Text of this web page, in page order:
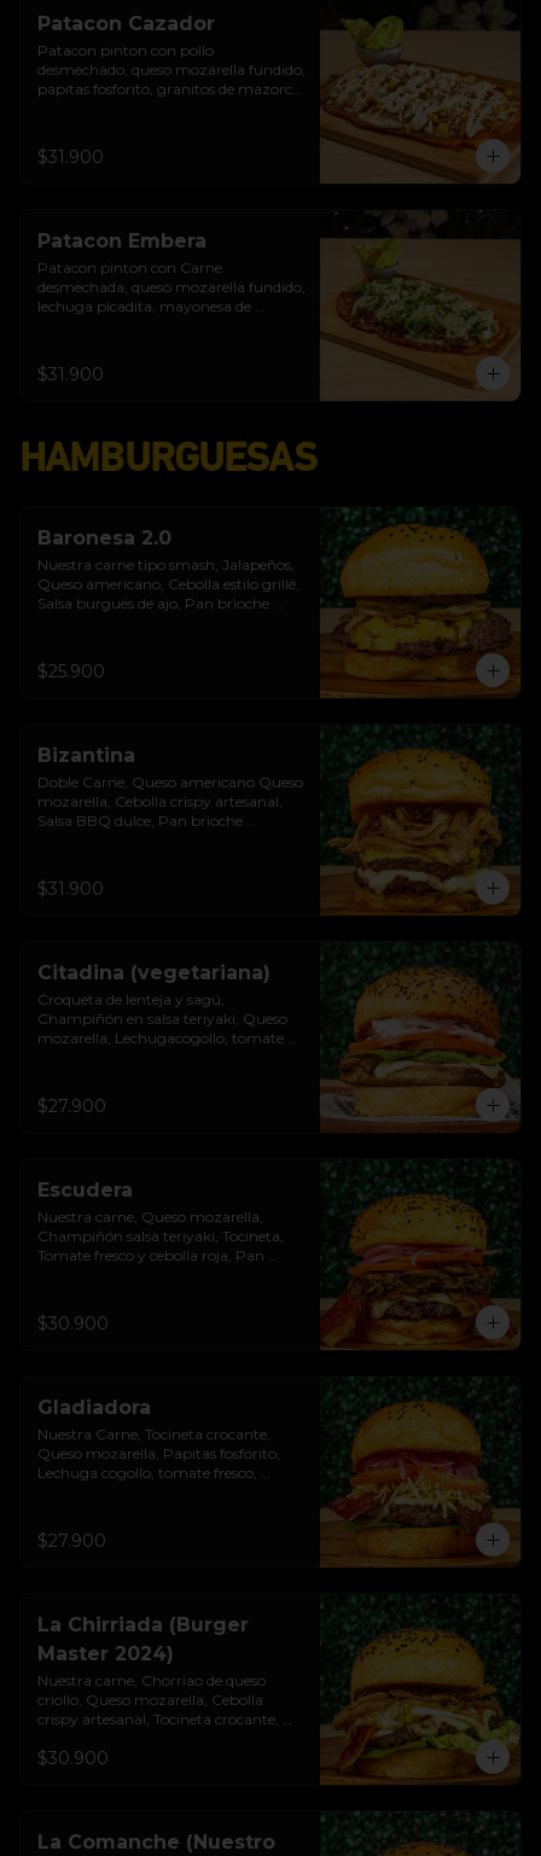
Patacon Cazador
Patacon pinton con pollo
desmechado, queso mozarella fundido,
papitas fosforito, granitos de mazorca,
$31.900
Patacon Embera
Patacon pinton con Carne
desmechada, queso mozarella fundido,
lechuga picadita, mayonesa de
$31.900
HAMBURGUESAS
Baronesa 2.0
Nuestra carne tipo smash, Jalapeños,
Queso americano, Cebolla estilo grillé,
Salsa burgués de ajo, Pan brioche
$25.900
Bizantina
Doble Carne, Queso americano Queso
mozarella, Cebolla crispy artesanal,
Salsa BBQ dulce, Pan brioche
$31.900
Citadina (vegetariana)
Croqueta de lenteja y sagú,
Champiñón en salsa teriyaki, Queso
mozarella, Lechugacogollo, tomate
$27.900
Escudera
Nuestra carne, Queso mozarella,
Champiñón salsa teriyaki, Tocineta,
Tomate fresco y cebolla roja, Pan
$30.900
Gladiadora
Nuestra Carne, Tocineta crocante,
Queso mozarella, Papitas fosforito,
Lechuga cogollo, tomate fresco,
$27.900
La Chirriada (Burger
Master 2024)
Nuestra carne, Chorriao de queso
criollo, Queso mozarella, Cebolla
crispy artesanal, Tocineta crocante,
Pan brioche premium
$30.900
La Comanche (Nuestro